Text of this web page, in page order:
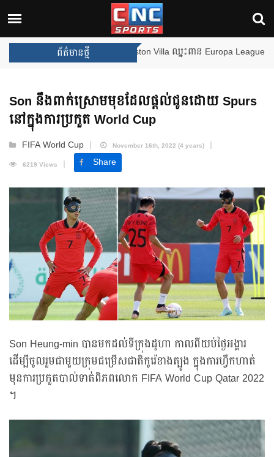
ព័ត៌មានថ្មី
ឈ្នះពានរង្វាន់បន្ថែមទៀត បន្ទាប់ពី Aston Villa ឈ្នះពាន Europa League
Son នឹងពាក់ស្រោមមុខដែលផ្ដល់ជូនដោយ Spurs
នៅក្នុងការប្រកួត World Cup
FIFA World Cup
November 16th, 2022 (4 years)
6219 Views
Share
Son Heung-min បានមកដល់ទីក្រុងដូហា កាលពីយប់ថ្ងៃអង្គារ
ដើម្បីចូលរួមជាមួយក្រុមជម្រើសជាតិកូរ៉េខាងត្បូង ក្នុងការហ្វឹកហាត់
មុនការប្រកួតបាល់ទាត់ពិភពលោក FIFA World Cup Qatar 2022
។